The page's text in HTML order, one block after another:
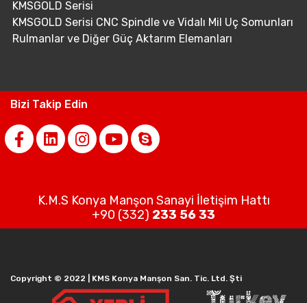
KMSGOLD Serisi
KMSGOLD Serisi CNC Spindle ve Vidalı Mil Uç Somunları
Rulmanlar ve Diğer Güç Aktarım Elemanları
Bizi Takip Edin
K.M.S Konya Manşon Sanayi İletişim Hattı
+90 (332) 233 56 33
Copyright © 2022 | KMS Konya Manşon San. Tic. Ltd. Şti